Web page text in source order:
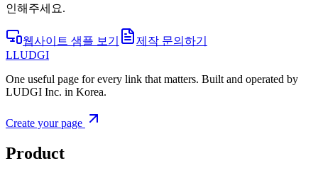
인해주세요.
웹사이트 샘플 보기
제작 문의하기
LLUDGI
One useful page for every link that matters. Built and operated by
LUDGI Inc. in Korea.
Create your page
Product